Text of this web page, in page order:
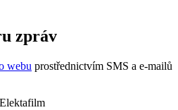
zpráv
webu prostřednictvím SMS a e-mailů